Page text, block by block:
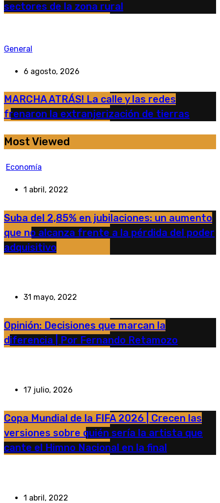
sectores de la zona rural
General
6 agosto, 2026
MARCHA ATRÁS! La calle y las redes
frenaron la extranjerización de tierras
Most Viewed
Economía
1 abril, 2022
Suba del 2,85% en jubilaciones: un aumento
que no alcanza frente a la pérdida del poder
adquisitivo
31 mayo, 2022
Opinión: Decisiones que marcan la
diferencia | Por Fernando Retamozo
17 julio, 2026
Copa Mundial de la FIFA 2026 | Crecen las
versiones sobre quién sería la artista que
cante el Himno Nacional en la final
1 abril, 2022